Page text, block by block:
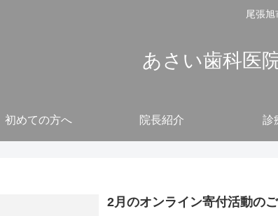
尾張旭
あさい歯科医
初めての方へ 院長紹介 診
2月のオンライン寄付活動の